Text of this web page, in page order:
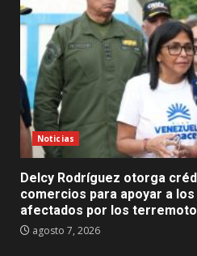
Noticias
Delcy Rodríguez otorga
comercios para apoyar a
afectados por los
agosto 7, 2026